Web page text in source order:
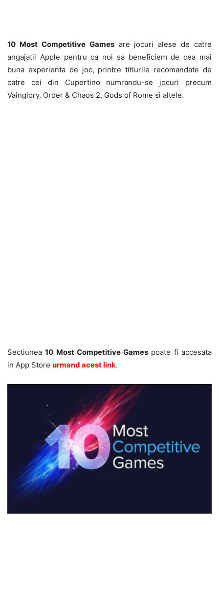
10 Most Competitive Gamesare jocuri alese de catre
angajatii Apple pentru ca noi sa beneficiem de cea mai
buna experienta de joc, printre titlurile recomandate de
catre cei din Cupertino numrandu-se jocuri precum
Vainglory, Order & Chaos 2, Gods of Rome si altele.
Sectiunea10 Most Competitive Games poate fi accesata
in App Store urmand acest link.